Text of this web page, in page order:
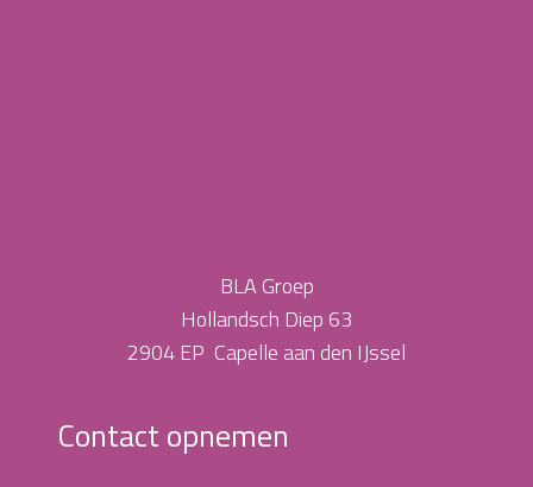
BLA Groep
Hollandsch Diep 63
2904 EP Capelle aan den IJssel
Contact opnemen